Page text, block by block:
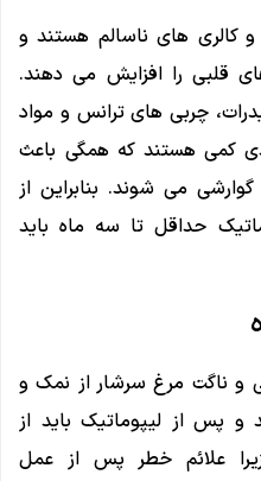
کالری های ناسالم هستند و
قلبی را افزایش می دهند.
چربی های ترانس و مواد
کمی هستند که همگی باعث
می شوند. بنابراین از
حداقل تا سه ماه باید
و ناگت مرغ سرشار از نمک و
و پس از لیپوماتیک باید از
علائم خطر پس از عمل